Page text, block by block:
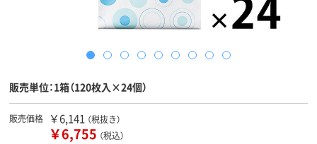
販売単位：1箱（120枚入×24個）
販売価格 ￥6,141 （税抜き）
￥6,755 （税込）